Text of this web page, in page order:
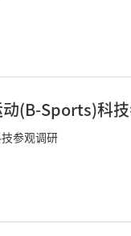
(B-Sports)科
参观调研